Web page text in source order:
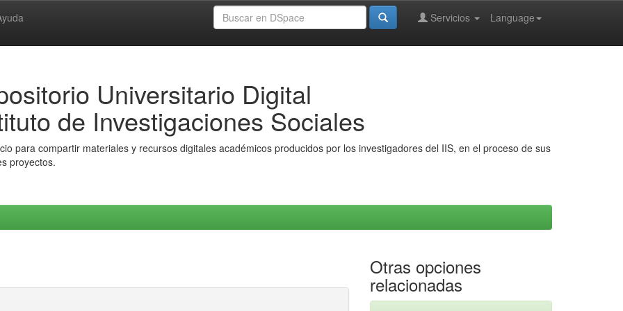
Language
Servicios
Universitario Digital
de Investigaciones Sociales
para compartir materiales y recursos digitales académicos producidos por los investigadores del IIS, en el proceso de sus
proyectos.
Otras opciones
relacionadas